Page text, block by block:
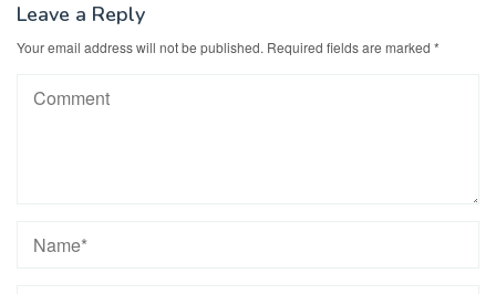
Leave a Reply
Your email address will not be published. Required fields are marked *